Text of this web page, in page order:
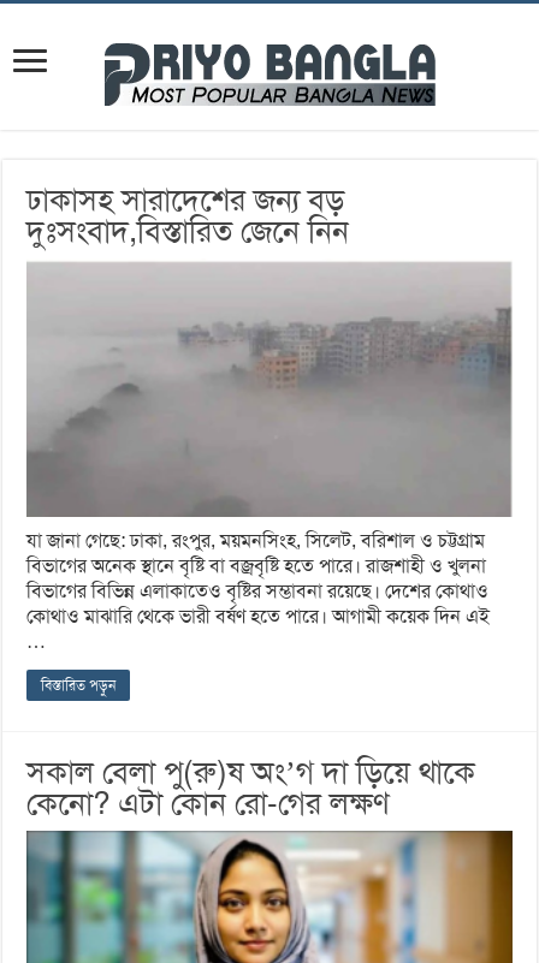
ঢাকাসহ সারাদেশের জন্য বড়
দুঃসংবাদ,বিস্তারিত জেনে নিন
যা জানা গেছে: ঢাকা, রংপুর, ময়মনসিংহ, সিলেট, বরিশাল ও চট্টগ্রাম
বিভাগের অনেক স্থানে বৃষ্টি বা বজ্রবৃষ্টি হতে পারে। রাজশাহী ও খুলনা
বিভাগের বিভিন্ন এলাকাতেও বৃষ্টির সম্ভাবনা রয়েছে। দেশের কোথাও
কোথাও মাঝারি থেকে ভারী বর্ষণ হতে পারে। আগামী কয়েক দিন এই
…
বিস্তারিত পড়ুন
সকাল বেলা পু(রু)ষ অং’গ দা ড়িয়ে থাকে
কেনো? এটা কোন রো-গের লক্ষণ